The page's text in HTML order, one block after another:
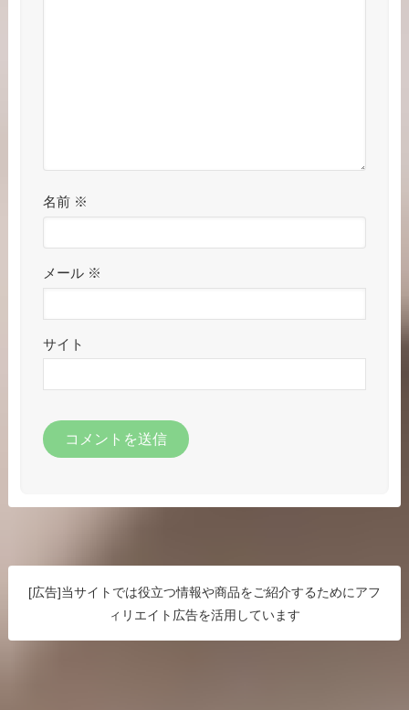
名前 ※
メール ※
サイト
[広告]当サイトでは役立つ情報や商品をご紹介するためにアフ
ィリエイト広告を活用しています